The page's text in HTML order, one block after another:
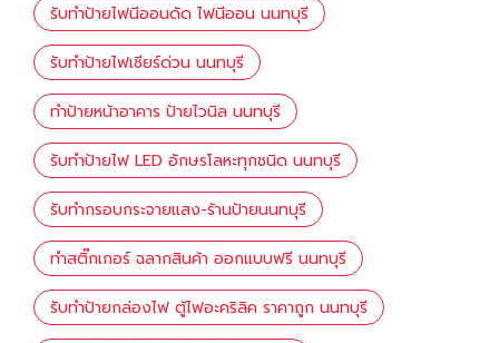
รับทำป้ายไฟนีออนดัด ไฟนีออน นนทบุรี
รับทำป้ายไฟเซียร์ด่วน นนทบุรี
ทำป้ายหน้าอาคาร ป้ายไวนิล นนทบุรี
รับทำป้ายไฟ LED อักษรโลหะทุกชนิด นนทบุรี
รับทำกรอบกระจายแสง-ร้านป้ายนนทบุรี
ทำสติ๊กเกอร์ ฉลากสินค้า ออกแบบฟรี นนทบุรี
รับทำป้ายกล่องไฟ ตู้ไฟอะคริลิค ราคาถูก นนทบุรี